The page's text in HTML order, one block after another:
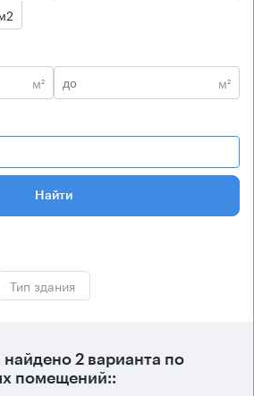
м²
м²
Найти
Тип здания
найдено 2 варианта по
помещений::